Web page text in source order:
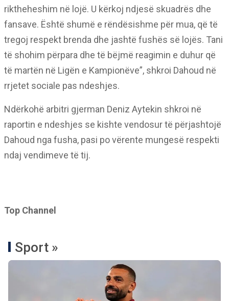
riktheheshim në lojë. U kërkoj ndjesë skuadrës dhe
fansave. Është shumë e rëndësishme për mua, që të
tregoj respekt brenda dhe jashtë fushës së lojës. Tani
të shohim përpara dhe të bëjmë reagimin e duhur që
të martën në Ligën e Kampionëve”, shkroi Dahoud në
rrjetet sociale pas ndeshjes.
Ndërkohë arbitri gjerman Deniz Aytekin shkroi në
raportin e ndeshjes se kishte vendosur të përjashtojë
Dahoud nga fusha, pasi po vërente mungesë respekti
ndaj vendimeve të tij.
Top Channel
Sport »